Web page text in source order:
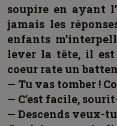
soupire en ayant
jamais les
enfants
lever la tête, il
coeur rate un
— Tu vas tomber !
— C’est facile,
— Descends veux-